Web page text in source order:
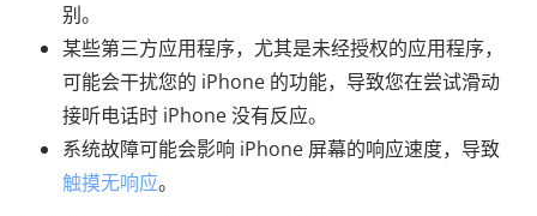
别。
某些第三方应用程序，尤其是未经授权的应用程序，
可能会干扰您的 iPhone 的功能，导致您在尝试滑动
接听电话时 iPhone 没有反应。
系统故障可能会影响 iPhone 屏幕的响应速度，导致
触摸无响应。